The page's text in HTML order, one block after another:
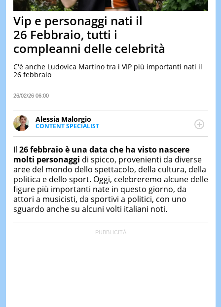
&
TEST
LE
DI
IERI
Vip e personaggi nati il
26 Febbraio, tutti i
compleanni delle celebrità
C'è anche Ludovica Martino tra i VIP più importanti nati il
26 febbraio
26/02/26 06:00
Alessia Malorgio
CONTENT SPECIALIST
Ha conseguito un Master in Marketing Management
occupa della creazione di contenuti in ottica SEO e
dello sviluppo di strategie marketing attraverso
canali digitali.
Il 26 febbraio è una data che ha visto nascere
molti personaggi di spicco, provenienti da diverse
aree del mondo dello spettacolo, della cultura, della
politica e dello sport. Oggi, celebreremo alcune delle
figure più importanti nate in questo giorno, da
attori a musicisti, da sportivi a politici, con uno
sguardo anche su alcuni volti italiani noti.